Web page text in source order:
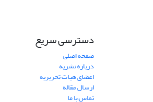
دسترسی سریع
صفحه اصلی
درباره نشریه
اعضای هیات تحریریه
ارسال مقاله
تماس با ما